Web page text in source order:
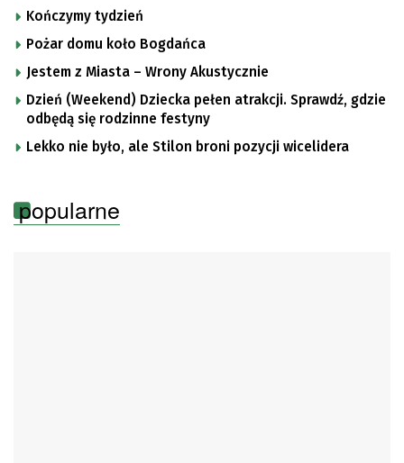
Kończymy tydzień
Pożar domu koło Bogdańca
Jestem z Miasta – Wrony Akustycznie
Dzień (Weekend) Dziecka pełen atrakcji. Sprawdź, gdzie
odbędą się rodzinne festyny
Lekko nie było, ale Stilon broni pozycji wicelidera
popularne